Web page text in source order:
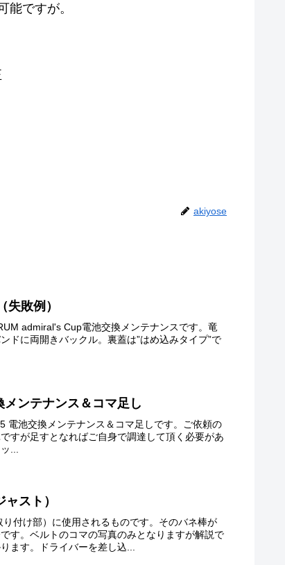
能ですが。
akiyose
敗例）
admiral's Cup電池交換メンテナンスです。竜
ドに両開きバックル。裏蓋は”はめ込みタイプ”で
ンテナンス＆コマ足し
電池交換メンテナンス＆コマ足しです。ご依頼の
すが足すとなればご自身で調達して頂く必要があ
...
スト）
付け部）に使用されるものです。そのバネ棒が
す。ベルトのコマの写真のみとなりますが解説で
ます。ドライバーを差し込...